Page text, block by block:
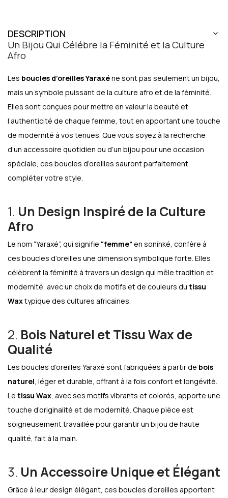
DESCRIPTION
Un Bijou Qui Célébre la Féminité et la Culture
Afro
Les boucles d’oreilles Yaraxéne sont pas seulement un bijou,
mais un symbole puissant de la culture afro et de la féminité.
Elles sont conçues pour mettre en valeur la beauté et
l’authenticité de chaque femme, tout en apportant une touche
de modernité à vos tenues. Que vous soyez à la recherche
d’un accessoire quotidien ou d’un bijou pour une occasion
spéciale, ces boucles d’oreilles sauront parfaitement
compléter votre style.
1. Un Design Inspiré de la Culture
Afro
Le nom “Yaraxé”, qui signifie “femme” en soninké, confère à
ces boucles d’oreilles une dimension symbolique forte. Elles
célèbrent la féminité à travers un design qui mêle tradition et
modernité, avec un choix de motifs et de couleurs du tissu
Waxtypique des cultures africaines.
2. Bois Naturel et Tissu Wax de
Qualité
Les boucles d’oreilles Yaraxé sont fabriquées à partir de bois
naturel , léger et durable, offrant à la fois confort et longévité.
Le tissu Wax , avec ses motifs vibrants et colorés, apporte une
touche d’originalité et de modernité. Chaque pièce est
soigneusement travaillée pour garantir un bijou de haute
qualité, fait à la main.
3. Un Accessoire Unique et Élégant
Grâce à leur design élégant, ces boucles d’oreilles apportent